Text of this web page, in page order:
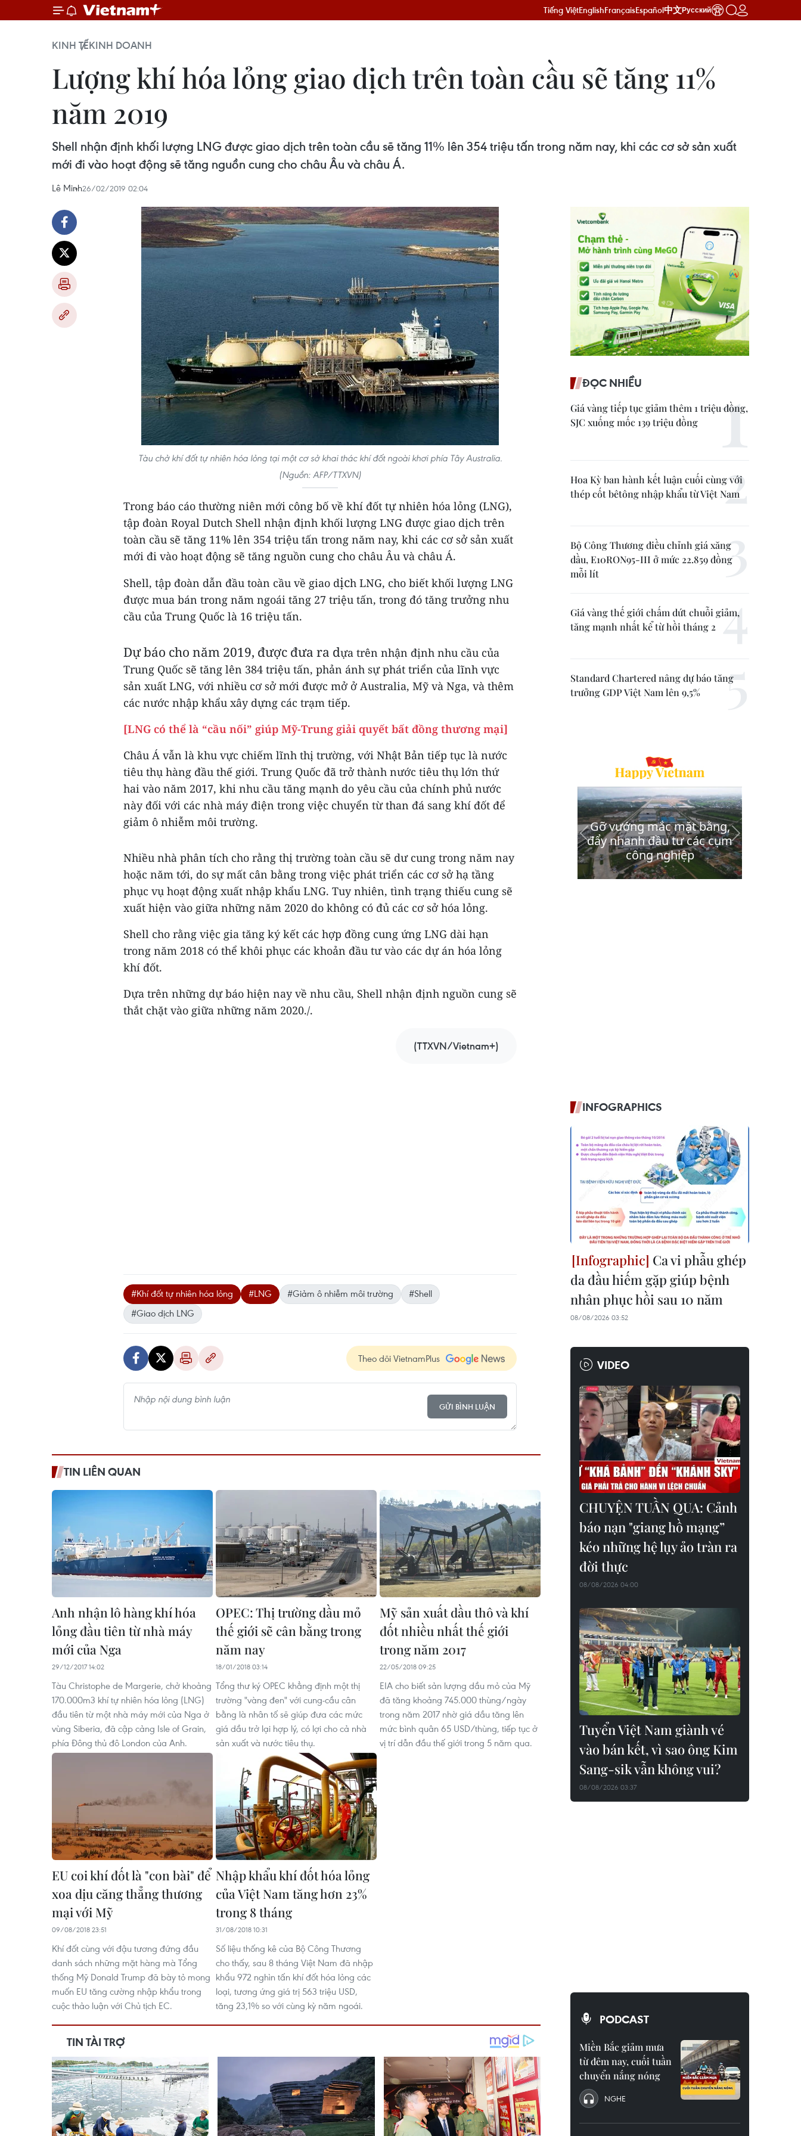
Tiếng ViệtEnglishFrançaisEspañol中文Русский
KINH TẾKINH DOANH
Lượng khí hóa lỏng giao dịch trên toàn cầu sẽ tăng 11%
năm 2019
Shell nhận định khối lượng LNG được giao dịch trên toàn cầu sẽ tăng 11% lên 354 triệu tấn trong năm nay, khi các cơ sở sản xuất
mới đi vào hoạt động sẽ tăng nguồn cung cho châu Âu và châu Á.
Lê Minh26/02/2019 02:04
Tàu chở khí đốt tự nhiên hóa lỏng tại một cơ sở khai thác khí đốt ngoài khơi phía Tây Australia.
(Nguồn: AFP/TTXVN)
Trong báo cáo thường niên mới công bố về khí đốt tự nhiên hóa lỏng (LNG),
tập đoàn Royal Dutch Shell nhận định khối lượng LNG được giao dịch trên
toàn cầu sẽ tăng 11% lên 354 triệu tấn trong năm nay, khi các cơ sở sản xuất
mới đi vào hoạt động sẽ tăng nguồn cung cho châu Âu và châu Á.
Shell, tập đoàn dẫn đầu toàn cầu về giao dịch LNG, cho biết khối lượng LNG
được mua bán trong năm ngoái tăng 27 triệu tấn, trong đó tăng trưởng nhu
cầu của Trung Quốc là 16 triệu tấn.
Dự báo cho năm 2019, được đưa ra dựa trên nhận định nhu cầu của
Trung Quốc sẽ tăng lên 384 triệu tấn, phản ánh sự phát triển của lĩnh vực
sản xuất LNG, với nhiều cơ sở mới được mở ở Australia, Mỹ và Nga, và thêm
các nước nhập khẩu xây dựng các trạm tiếp.
[LNG có thể là “cầu nối” giúp Mỹ-Trung giải quyết bất đồng thương mại]
Châu Á vẫn là khu vực chiếm lĩnh thị trường, với Nhật Bản tiếp tục là nước
tiêu thụ hàng đầu thế giới. Trung Quốc đã trở thành nước tiêu thụ lớn thứ
hai vào năm 2017, khi nhu cầu tăng mạnh do yêu cầu của chính phủ nước
này đối với các nhà máy điện trong việc chuyển từ than đá sang khí đốt để
giảm ô nhiễm môi trường.
Nhiều nhà phân tích cho rằng thị trường toàn cầu sẽ dư cung trong năm nay
hoặc năm tới, do sự mất cân bằng trong việc phát triển các cơ sở hạ tầng
phục vụ hoạt động xuất nhập khẩu LNG. Tuy nhiên, tình trạng thiếu cung sẽ
xuất hiện vào giữa những năm 2020 do không có đủ các cơ sở hóa lỏng.
Shell cho rằng việc gia tăng ký kết các hợp đồng cung ứng LNG dài hạn
trong năm 2018 có thể khôi phục các khoản đầu tư vào các dự án hóa lỏng
khí đốt.
Dựa trên những dự báo hiện nay về nhu cầu, Shell nhận định nguồn cung sẽ
thắt chặt vào giữa những năm 2020./.
(TTXVN/Vietnam+)
#Khí đốt tự nhiên hóa lỏng #LNG #Giảm ô nhiễm môi trường
#Shell
#Giao dịch LNG
Theo dõi VietnamPlus
GỬI BÌNH LUẬN
TIN LIÊN QUAN
Anh nhận lô hàng khí hóa
lỏng đầu tiên từ nhà máy
mới của Nga
29/12/2017 14:02
Tàu Christophe de Margerie, chở khoảng
170.000m3 khí tự nhiên hóa lỏng (LNG)
đầu tiên từ một nhà máy mới của Nga ở
vùng Siberi​a, đã cập cảng Isle of Grain,
phía Đông thủ đô London của Anh.
OPEC: Thị trường dầu mỏ
thế giới sẽ cân bằng trong
năm nay
18/01/2018 03:14
Tổng thư ký OPEC khẳng định một thị
trường "vàng đen" với cung-cầu cân
bằng là nhân tố sẽ giúp đưa các mức
giá dầu trở lại hợp lý, có lợi cho cả nhà
sản xuất và nước tiêu thụ.
Mỹ sản xuất dầu thô và khí
đốt nhiều nhất thế giới
trong năm 2017
22/05/2018 09:25
EIA cho biết sản lượng dầu mỏ của Mỹ
đã tăng khoảng 745.000 thùng/ngày
trong năm 2017 nhờ giá dầu tăng lên
mức bình quân 65 USD/thùng, tiếp tục ở
vị trí dẫn đầu thế giới trong 5 năm qua.
EU coi khí đốt là "con bài" để
xoa dịu căng thẳng thương
mại với Mỹ
09/08/2018 23:51
Khí đốt cùng với đậu tương đứng đầu
danh sách những mặt hàng mà Tổng
thống Mỹ Donald Trump đã bày tỏ mong
muốn EU tăng cường nhập khẩu trong
cuộc thảo luận với Chủ tịch EC.
Nhập khẩu khí đốt hóa lỏng
của Việt Nam tăng hơn 23%
trong 8 tháng
31/08/2018 10:31
Số liệu thống kê của Bộ Công Thương
cho thấy, sau 8 tháng Việt Nam đã nhập
khẩu 972 nghìn tấn khí đốt hóa lỏng các
loại, tương ứng giá trị 563 triệu USD,
tăng 23,1% so với cùng kỳ năm ngoái.
ĐỌC NHIỀU
Giá vàng tiếp tục giảm thêm 1 triệu đồng,
SJC xuống mốc 139 triệu đồng
Hoa Kỳ ban hành kết luận cuối cùng với
thép cốt bêtông nhập khẩu từ Việt Nam
Bộ Công Thương điều chỉnh giá xăng
dầu, E10RON95-III ở mức 22.859 đồng
mỗi lít
Giá vàng thế giới chấm dứt chuỗi giảm,
tăng mạnh nhất kể từ hồi tháng 2
Standard Chartered nâng dự báo tăng
trưởng GDP Việt Nam lên 9,5%
INFOGRAPHICS
Ca vi phẫu ghép
da đầu hiếm gặp giúp bệnh
nhân phục hồi sau 10 năm
08/08/2026 03:52
VIDEO
CHUYỆN TUẦN QUA: Cảnh
báo nạn "giang hồ mạng”
kéo những hệ lụy ảo tràn ra
đời thực
08/08/2026 04:00
Tuyển Việt Nam giành vé
vào bán kết, vì sao ông Kim
Sang-sik vẫn không vui?
08/08/2026 03:37
PODCAST
Miền Bắc giảm mưa
từ đêm nay, cuối tuần
chuyển nắng nóng
NGHE